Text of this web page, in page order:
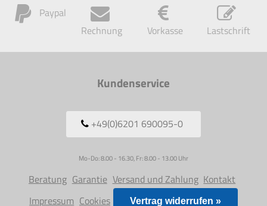
Paypal
Rechnung
Vorkasse Lastschrift
Kundenservice
+49(0)6201 690095-0
Mo-Do: 8.00 - 16.30, Fr: 8.00 - 13.00 Uhr
Beratung Garantie Versand und Zahlung Kontakt
Impressum Cookies Vertrag widerrufen »